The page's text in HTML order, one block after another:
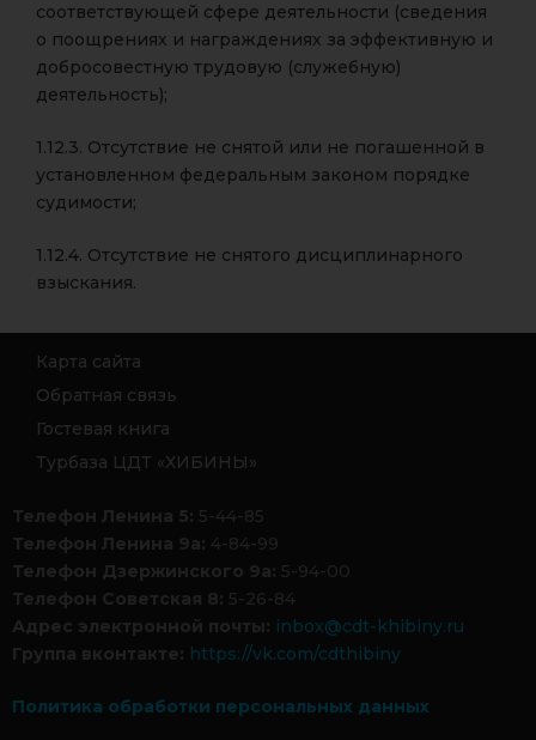
соответствующей сфере деятельности (сведения
о поощрениях и награждениях за эффективную и
добросовестную трудовую (служебную)
деятельность);
1.12.3. Отсутствие не снятой или не погашенной в
установленном федеральным законом порядке
судимости;
1.12.4. Отсутствие не снятого дисциплинарного
взыскания.
Карта сайта
Обратная связь
Гостевая книга
Турбаза ЦДТ «ХИБИНЫ»
Телефон Ленина 5: 5-44-85
Телефон Ленина 9а: 4-84-99
Телефон Дзержинского 9а: 5-94-00
Телефон Советская 8: 5-26-84
Адрес электронной почты: inbox@cdt-khibiny.ru
Группа вконтакте: https://vk.com/cdthibiny
Политика обработки персональных данных